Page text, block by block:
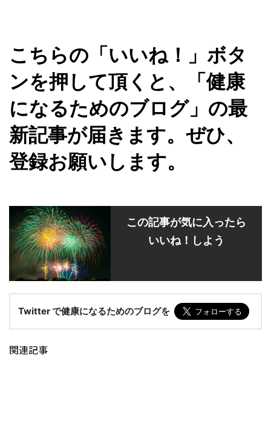
こちらの「いいね！」ボタ
ンを押して頂くと、「健康
になるためのブログ」の最
新記事が届きます。ぜひ、
登録お願いします。
この記事が気に入ったら
いいね！しよう
Twitter で健康になるためのブログを
関連記事